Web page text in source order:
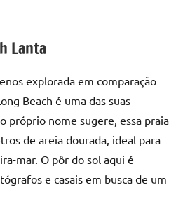
Lanta
explorada em comparação
Beach é uma das suas
próprio nome sugere, essa praia
de areia dourada, ideal para
mar. O pôr do sol aqui é
e casais em busca de um